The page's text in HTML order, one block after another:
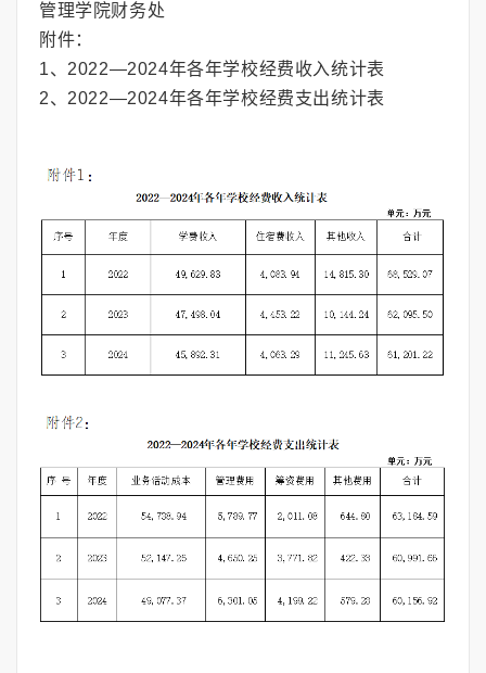
管理学院财务处
附件：
1、2022—2024年各年学校经费收入统计表
2、2022—2024年各年学校经费支出统计表